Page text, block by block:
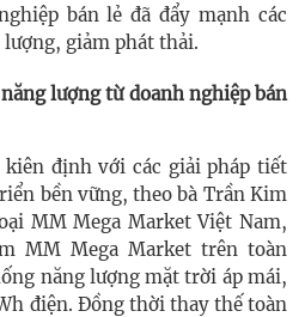
bán lẻ đã đẩy mạnh các
giảm phát thải.
lượng từ doanh nghiệp bán
kiên định với các giải pháp tiết
bền vững, theo bà Trần Kim
MM Mega Market Việt Nam,
MM Mega Market trên toàn
năng lượng mặt trời áp mái,
điện. Đồng thời thay thế toàn